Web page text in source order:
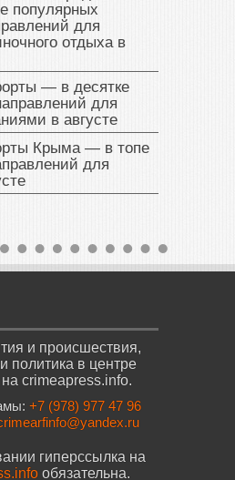
популярных
для
отдыха в
— в десятке
для
в августе
Крыма — в топе
для
и происшествия,
политика в центре
crimeapress.info.
+7 (978) 977 47 96
гиперссылка на
обязательна.